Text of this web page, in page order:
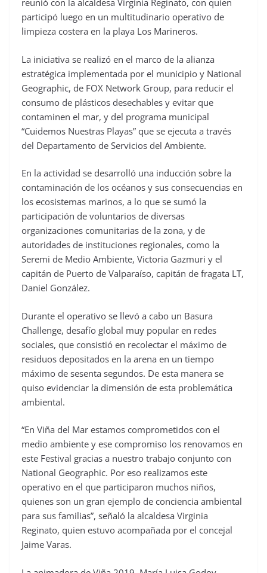
reunió con la alcaldesa Virginia Reginato, con quien
participó luego en un multitudinario operativo de
limpieza costera en la playa Los Marineros.
La iniciativa se realizó en el marco de la alianza
estratégica implementada por el municipio y National
Geographic, de FOX Network Group, para reducir el
consumo de plásticos desechables y evitar que
contaminen el mar, y del programa municipal
“Cuidemos Nuestras Playas” que se ejecuta a través
del Departamento de Servicios del Ambiente.
En la actividad se desarrolló una inducción sobre la
contaminación de los océanos y sus consecuencias en
los ecosistemas marinos, a lo que se sumó la
participación de voluntarios de diversas
organizaciones comunitarias de la zona, y de
autoridades de instituciones regionales, como la
Seremi de Medio Ambiente, Victoria Gazmuri y el
capitán de Puerto de Valparaíso, capitán de fragata LT,
Daniel González.
Durante el operativo se llevó a cabo un Basura
Challenge, desafío global muy popular en redes
sociales, que consistió en recolectar el máximo de
residuos depositados en la arena en un tiempo
máximo de sesenta segundos. De esta manera se
quiso evidenciar la dimensión de esta problemática
ambiental.
“En Viña del Mar estamos comprometidos con el
medio ambiente y ese compromiso los renovamos en
este Festival gracias a nuestro trabajo conjunto con
National Geographic. Por eso realizamos este
operativo en el que participaron muchos niños,
quienes son un gran ejemplo de conciencia ambiental
para sus familias”, señaló la alcaldesa Virginia
Reginato, quien estuvo acompañada por el concejal
Jaime Varas.